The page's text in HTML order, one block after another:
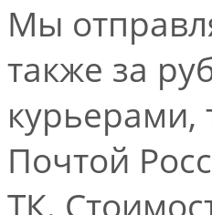
Мы
также за
Почтой
ТК.